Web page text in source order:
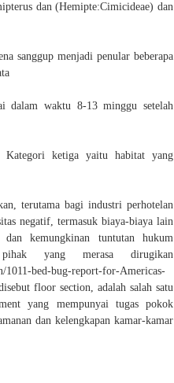
dan (Hemipte:Cimicideae) dan
sanggup menjadi penular beberapa
dalam waktu 8-13 minggu setelah
ketiga yaitu habitat yang
terutama bagi industri perhotelan
negatif, termasuk biaya-biaya lain
dan kemungkinan tuntutan hukum
yang merasa dirugikan
1011-bed-bug-report-for-Americas-
floor section, adalah salah satu
yang mempunyai tugas pokok
dan kelengkapan kamar-kamar